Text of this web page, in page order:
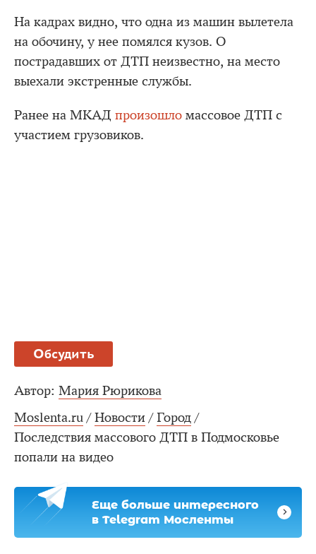
На кадрах видно, что одна из машин вылетела
на обочину, у нее помялся кузов. О
пострадавших от ДТП неизвестно, на место
выехали экстренные службы.
Ранее на МКАД произошло массовое ДТП с
участием грузовиков.
Обсудить
Автор: Мария Рюрикова
Moslenta.ru / Новости / Город /
Последствия массового ДТП в Подмосковье
попали на видео
Еще больше интересного
в Telegram Мосленты